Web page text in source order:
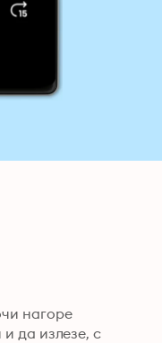
нагоре
да излезе, с